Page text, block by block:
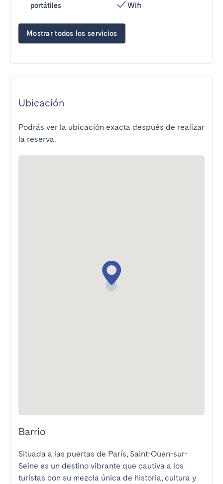
portátiles
Wifi
Mostrar todos los servicios
Ubicación
Podrás ver la ubicación exacta después de realizar
la reserva.
Barrio
Situada a las puertas de París, Saint-Ouen-sur-
Seine es un destino vibrante que cautiva a los
turistas con su mezcla única de historia, cultura y